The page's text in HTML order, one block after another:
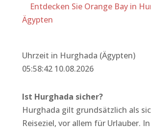
Entdecken Sie Orange Bay in
Ägypten
Uhrzeit in Hurghada (Ägypten)
05:58:42 10.08.2026
Ist Hurghada sicher?
Hurghada gilt grundsätzlich als
Reiseziel, vor allem für Urlauber.